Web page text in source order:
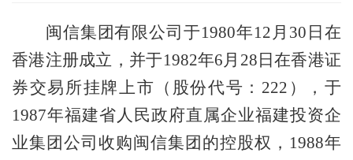
闽信集团有限公司于1980年12月30日在
香港注册成立，并于1982年6月28日在香港证
券交易所挂牌上市（股份代号：222），于
1987年福建省人民政府直属企业福建投资企
业集团公司收购闽信集团的控股权，1988年